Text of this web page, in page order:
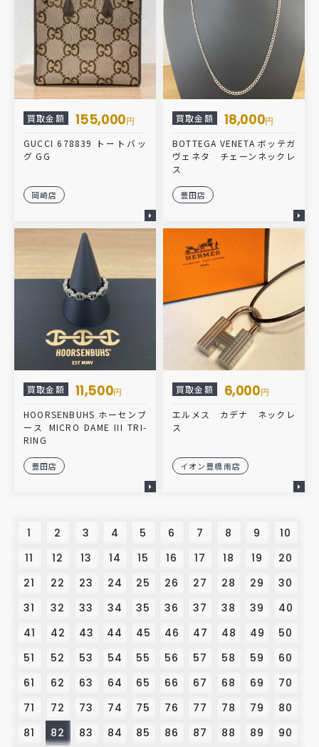
買取金額 155,000円
GUCCI 678839 トートバッ
グ GG
岡崎店
買取金額 18,000円
BOTTEGA VENETA ボッテガ
ヴェネタ チェーンネックレ
ス
豊田店
買取金額 11,500円
HOORSENBUHS ホーセンブ
ース MICRO DAME III TRI-
RING
豊田店
買取金額 6,000円
エルメス カデナ ネックレ
ス
イオン豊橋南店
1 2 3 4 5 6 7 8 9
10
11
12 13 14 15 16 17 18 19
20
21
22 23 24 25 26 27 28 29
30
31
32 33 34 35 36 37 38 39
40
41
42 43 44 45 46 47 48 49
50
51
52 53 54 55 56 57 58 59
60
61
62 63 64 65 66 67 68 69
70
71
72 73 74 75 76 77 78 79
80
81
82 83 84 85 86 87 88 89 90